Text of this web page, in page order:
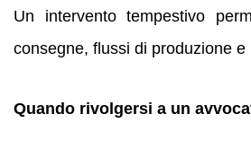
Un intervento tempestivo
consegne, flussi di produzione e
Quando rivolgersi a un